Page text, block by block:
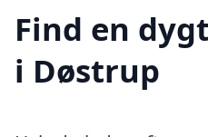
Find en
i Døstrup